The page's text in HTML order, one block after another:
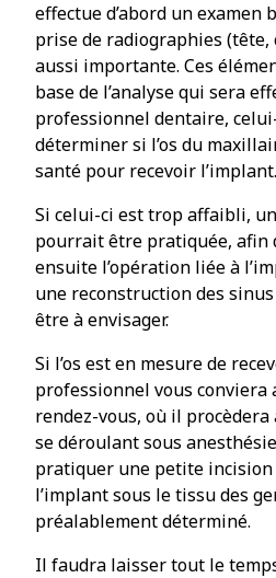
effectue d’abord un examen
prise de radiographies (tête,
aussi importante. Ces
base de l’analyse qui sera
professionnel dentaire,
déterminer si l’os du
santé pour recevoir l’implant.
Si celui-ci est trop affaibli,
pourrait être pratiquée, afin
ensuite l’opération liée à
une reconstruction des
être à envisager.
Si l’os est en mesure de
professionnel vous
rendez-vous, où il procèdera
se déroulant sous
pratiquer une petite
l’implant sous le tissu des
préalablement déterminé.
Il faudra laisser tout le